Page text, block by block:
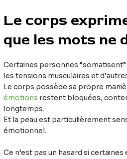
Le corps
que les mots ne
Certaines personnes
les tensions musculaires et
Le corps possède sa propre
émotions restent bloquées,
longtemps.
Et la peau est particulièrement
émotionnel.
Ce n’est pas un hasard si